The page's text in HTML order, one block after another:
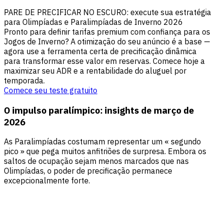
PARE DE PRECIFICAR NO ESCURO: execute sua estratégia
para Olimpíadas e Paralimpíadas de Inverno 2026
Pronto para definir tarifas premium com confiança para os
Jogos de Inverno? A otimização do seu anúncio é a base —
agora use a ferramenta certa de precificação dinâmica
para transformar esse valor em reservas. Comece hoje a
maximizar seu ADR e a rentabilidade do aluguel por
temporada.
Comece seu teste gratuito
O impulso paralímpico: insights de março de
2026
As Paralimpíadas costumam representar um « segundo
pico » que pega muitos anfitriões de surpresa. Embora os
saltos de ocupação sejam menos marcados que nas
Olimpíadas, o poder de precificação permanece
excepcionalmente forte.